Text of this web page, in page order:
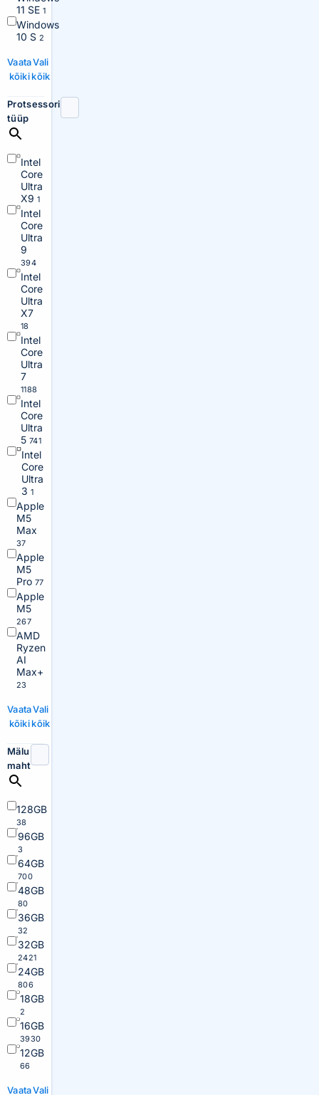
11 SE 1
Windows
10 S 2
Vaata
kõiki
Vali
kõik
Protsessori
tüüp
Intel
Core
Ultra
X91
Intel
Core
Ultra
9
394
Intel
Core
Ultra
X7
18
Intel
Core
Ultra
7
1188
Intel
Core
Ultra
5741
Intel
Core
Ultra
3 1
Apple
M5
Max
37
Apple
M5
Pro 77
Apple
M5
267
AMD
Ryzen
AI
Max+
23
Vaata
kõiki
Vali
kõik
Mälu
maht
128GB
38
96GB
3
64GB
700
48GB
80
36GB
32
32GB
2421
24GB
806
18GB
2
16GB
3930
12GB
66
VaataVali